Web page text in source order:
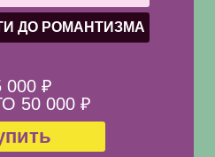
000 ₽
50 000 ₽
ДО РОМАНТИЗМА